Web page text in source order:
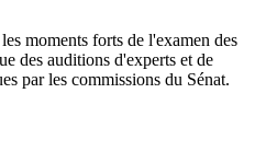
moments forts de l'examen des
des auditions d'experts et de
par les commissions du Sénat.